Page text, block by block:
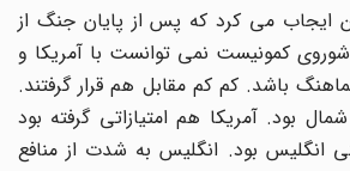
ایجاب می کرد که پس از پایان جنگ از
کمونیست نمی توانست با آمریکا و
باشد. کم کم مقابل هم قرار گرفتند.
بود. آمریکا هم امتیازاتی گرفته بود
انگلیس بود. انگلیس به شدت از منافع